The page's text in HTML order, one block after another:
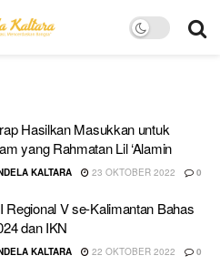
Hasilkan Masukkan untuk
yang Rahmatan Lil ‘Alamin
KALTARA 23 OKTOBER 2022 0
Regional V se-Kalimantan Bahas
dan IKN
KALTARA 22 OKTOBER 2022 0